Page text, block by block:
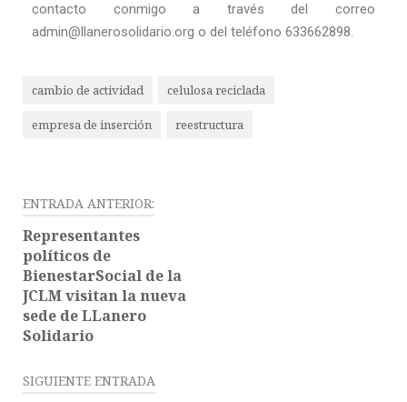
contacto conmigo a través del correo
admin@llanerosolidario.org o del teléfono 633662898.
cambio de actividad celulosa reciclada
empresa de inserción reestructura
ENTRADA ANTERIOR:
Representantes
políticos de
BienestarSocial de la
JCLM visitan la nueva
sede de LLanero
Solidario
SIGUIENTE ENTRADA